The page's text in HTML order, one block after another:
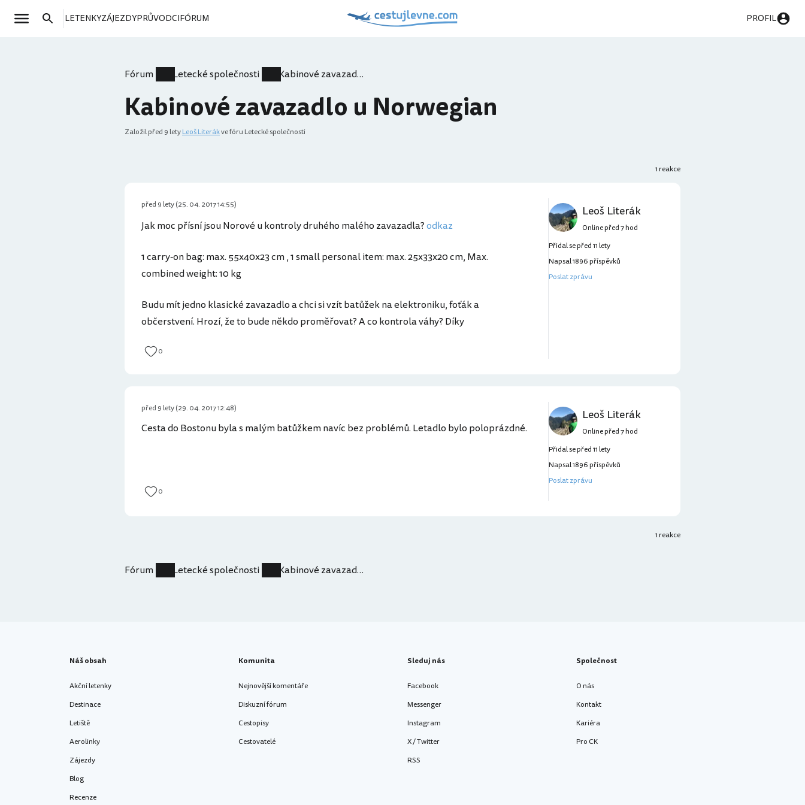
LETENKYZÁJEZDYPRŮVODCIFÓRUM PROFIL
Fórum Letecké společnosti Kabinové zavazadlo u Norwegian
Kabinové zavazadlo u Norwegian
Založilpřed 9 letyLeoš Literákve fóru Letecké společnosti
1 reakce
Jak moc přísní jsou Norové u kontroly druhého malého zavazadla?odkaz
1 carry-on bag: max. 55x40x23 cm ,1 small personal item: max. 25x33x20 cm, Max.
combined weight: 10 kg
Budu mít jedno klasické zavazadlo a chci si vzít batůžek na elektroniku, foťák a
občerstvení. Hrozí, že to bude někdo proměřovat? A co kontrola váhy? Díky
0
Leoš Literák
před 9 lety (25. 04. 2017 14:55)
Online před 7 hod
Přidal se před 11 lety
Napsal 1896 příspěvků
Poslat zprávu
Cesta do Bostonu byla s malým batůžkem navíc bez problémů. Letadlo bylo poloprázdné.
0
Leoš Literák
před 9 lety (29. 04. 2017 12:48)
Online před 7 hod
Přidal se před 11 lety
Napsal 1896 příspěvků
Poslat zprávu
1 reakce
Fórum Letecké společnosti Kabinové zavazadlo u Norwegian
Náš obsah
Akční letenky
Destinace
Letiště
Aerolinky
Zájezdy
Blog
Recenze
Komunita
Nejnovější komentáře
Diskuzní fórum
Cestopisy
Cestovatelé
Sleduj nás
Facebook
Messenger
Instagram
X / Twitter
RSS
Společnost
O nás
Kontakt
Kariéra
Pro CK